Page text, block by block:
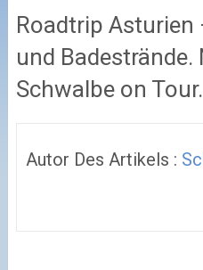
Roadtrip
und Badestrände.
Schwalbe on Tour.
Autor Des Artikels :